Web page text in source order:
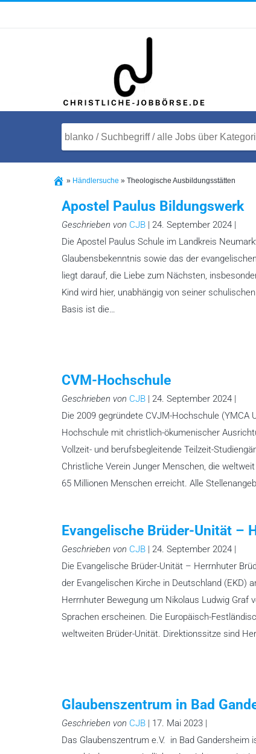
» Händlersuche » Theologische Ausbildungsstätten
Apostel Paulus Bildungswerk
Geschrieben von CJB | 24. September 2024 |
Die Apostel Paulus Schule im Landkreis
Glaubensbekenntnis sowie das der
liegt darauf, die Liebe zum Nächsten,
Kind wird hier, unabhängig von seiner
Basis ist die…
CVM-Hochschule
Geschrieben von CJB | 24. September 2024 |
Die 2009 gegründete CVJM-Hochschule
Hochschule mit christlich-ökumenischer
Vollzeit- und berufsbegleitende Teilzeit-
Christliche Verein Junger Menschen, die
65 Millionen Menschen erreicht. Alle
Evangelische Brüder-Unität –
Geschrieben von CJB | 24. September 2024 |
Die Evangelische Brüder-Unität – Herrnhuter
der Evangelischen Kirche in Deutschland (EKD)
Herrnhuter Bewegung um Nikolaus Ludwig Graf
Sprachen erscheinen. Die Europäisch-
weltweiten Brüder-Unität. Direktionssitze sind
Glaubenszentrum in Bad
Geschrieben von CJB | 17. Mai 2023 |
Das Glaubenszentrum e.V. in Bad